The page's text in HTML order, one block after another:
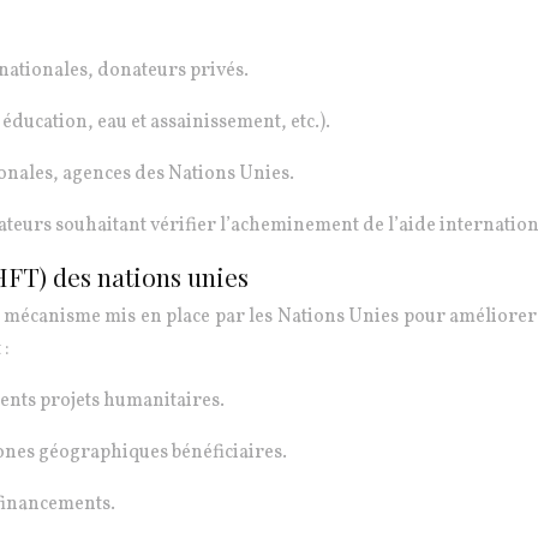
donateurs privés.
eau et assainissement, etc.).
agences des Nations Unies.
souhaitant vérifier l’acheminement de l’aide
des nations unies
mis en place par les Nations Unies pour
projets humanitaires.
géographiques bénéficiaires.